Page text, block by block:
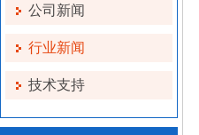
公司新闻
行业新闻
技术支持